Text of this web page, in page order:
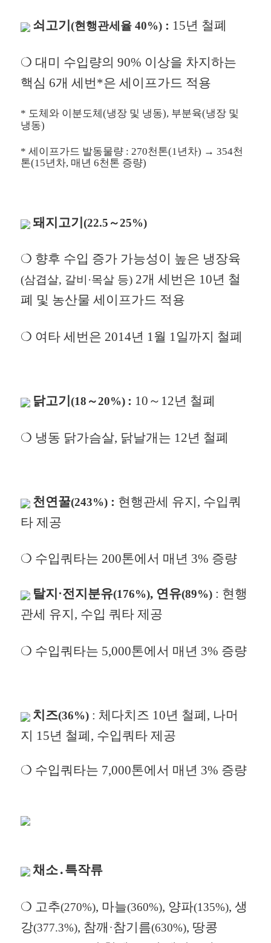
쇠고기(현행관세율 40%) : 15년 철폐
❍ 대미 수입량의 90% 이상을 차지하는
핵심 6개 세번*은 세이프가드 적용
* 도체와 이분도체(냉장 및 냉동), 부분육(냉장 및
냉동)
*세이프가드 발동물량 : 270천톤(1년차) → 354천
톤(15년차, 매년 6천톤 증량)
돼지고기(22.5～25%)
❍ 향후 수입 증가 가능성이 높은 냉장육
(삼겹살, 갈비·목살 등) 2개 세번은 10년 철
폐 및 농산물 세이프가드 적용
❍ 여타 세번은 2014년 1월 1일까지 철폐
닭고기(18～20%) : 10～12년 철폐
❍ 냉동 닭가슴살, 닭날개는 12년 철폐
천연꿀(243%) : 현행관세 유지, 수입쿼
타 제공
❍ 수입쿼타는 200톤에서 매년 3% 증량
탈지·전지분유(176%), 연유(89%) : 현행
관세 유지, 수입 쿼타 제공
❍ 수입쿼타는 5,000톤에서 매년 3% 증량
치즈(36%) : 체다치즈 10년 철폐, 나머
지 15년 철폐, 수입쿼타 제공
❍ 수입쿼타는 7,000톤에서 매년 3% 증량
채소․특작류
❍ 고추(270%), 마늘(360%), 양파(135%), 생
강(377.3%), 참깨·참기름(630%), 땅콩